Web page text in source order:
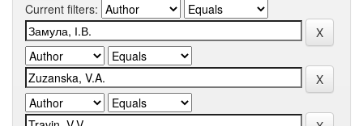
Current filters: